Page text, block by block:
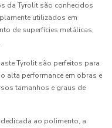
da Tyrolit são conhecidos
utilizados em
de superfícies metálicas,
Tyrolit são perfeitos para
alta performance em obras e
tamanhos e graus de
ao polimento, a